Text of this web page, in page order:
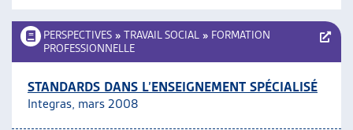
PERSPECTIVES » TRAVAIL SOCIAL » FORMATION
PROFESSIONNELLE
STANDARDS DANS L’ENSEIGNEMENT SPÉCIALISÉ
Integras, mars 2008